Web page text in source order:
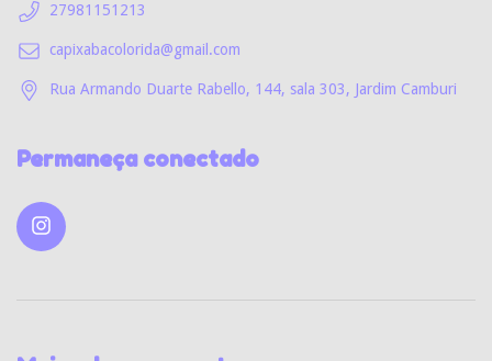
27981151213
capixabacolorida@gmail.com
Rua Armando Duarte Rabello, 144, sala 303, Jardim Camburi
Permaneça conectado